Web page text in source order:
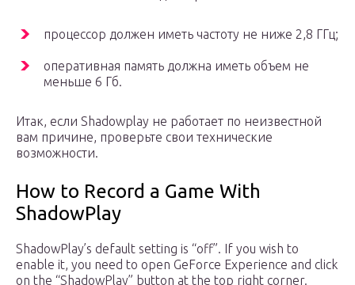
процессор должен иметь частоту не ниже 2,8 ГГц;
оперативная память должна иметь объем не
меньше 6 Гб.
Итак, если Shadowplay не работает по неизвестной
вам причине, проверьте свои технические
возможности.
How to Record a Game With
ShadowPlay
ShadowPlay’s default setting is “off”. If you wish to
enable it, you need to open GeForce Experience and click
on the “ShadowPlay” button at the top right corner.